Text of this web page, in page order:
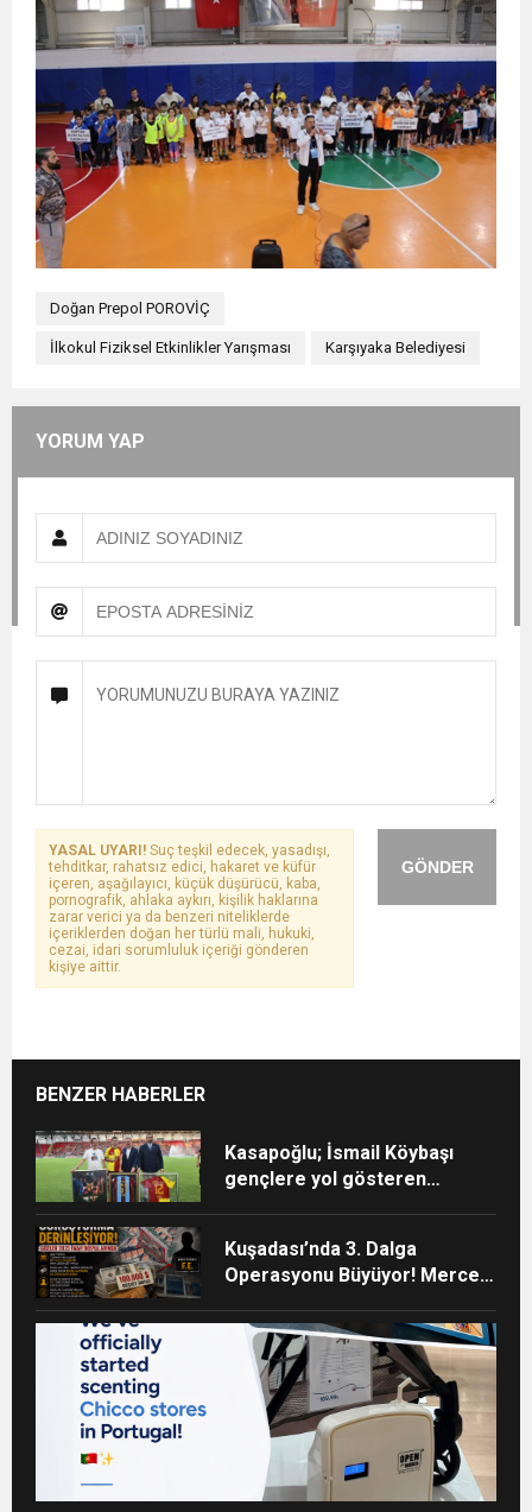
Doğan Prepol POROVİÇ
İlkokul Fiziksel Etkinlikler Yarışması Karşıyaka Belediyesi
YORUM YAP
GÖNDER
YASAL UYARI! Suç teşkil edecek, yasadışı,
tehditkar, rahatsız edici, hakaret ve küfür
içeren, aşağılayıcı, küçük düşürücü, kaba,
pornografik, ahlaka aykırı, kişilik haklarına
zarar verici ya da benzeri niteliklerde
içeriklerden doğan her türlü mali, hukuki,
cezai, idari sorumluluk içeriği gönderen
kişiye aittir.
BENZER HABERLER
Kasapoğlu; İsmail Köybaşı
gençlere yol gösteren
Kuşadası’nda 3. Dalga
Operasyonu Büyüyor! Mercek
Planları